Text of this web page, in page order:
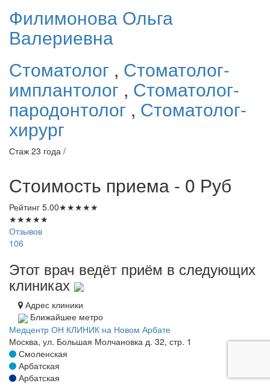
Филимонова Ольга
Валериевна
Стоматолог , Стоматолог-
имплантолог , Стоматолог-
пародонтолог , Стоматолог-
хирург
Стаж 23 года /
Стоимость приема - 0 Руб
Рейтинг 5.00★★★★★
★★★★★
Отзывов
106
Этот врач ведёт приём в следующих
клиниках
Адрес клиники
Ближайшее метро
Медцентр ОН КЛИНИК на Новом Арбате
Москва, ул. Большая Молчановка д. 32, стр. 1
Смоленская
Арбатская
Арбатская